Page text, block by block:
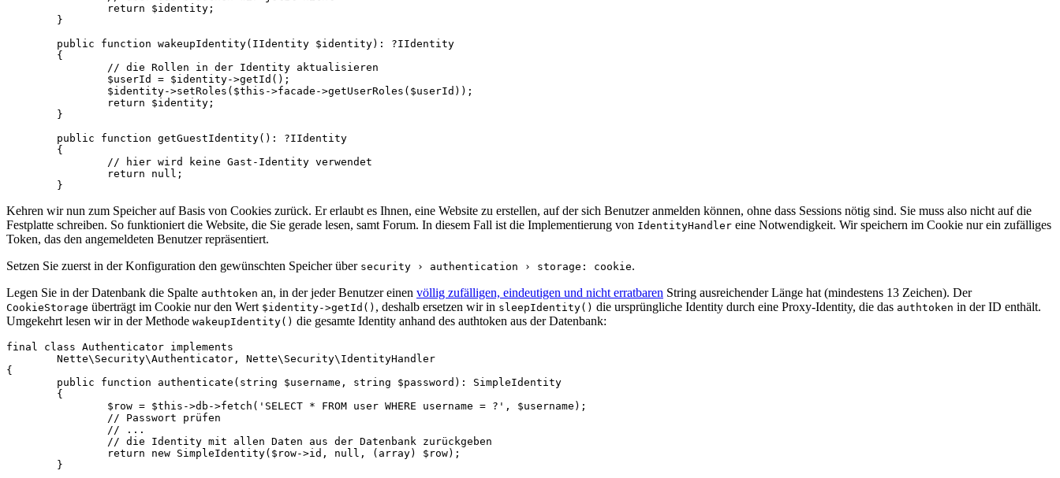
Kehren wir nun zum Speicher auf Basis von Cookies zurück. Er erlaubt es Ihnen, eine Website zu erstellen, auf der sich Benutzer anmelden können, ohne dass Sessions nötig sind. Sie muss also nicht auf die
Festplatte schreiben. So funktioniert die Website, die Sie gerade lesen, samt Forum. In diesem Fall ist die Implementierung von IdentityHandler eine Notwendigkeit. Wir speichern im Cookie nur ein zufälliges
Token, das den angemeldeten Benutzer repräsentiert.
Setzen Sie zuerst in der Konfiguration den gewünschten Speicher über security › authentication › storage: cookie.
Legen Sie in der Datenbank die Spalte authtoken an, in der jeder Benutzer einen völlig zufälligen, eindeutigen und nicht erratbaren String ausreichender Länge hat (mindestens 13 Zeichen). Der
CookieStorage überträgt im Cookie nur den Wert $identity->getId() , deshalb ersetzen wir in sleepIdentity() die ursprüngliche Identity durch eine Proxy-Identity, die das authtoken in der ID enthält.
Umgekehrt lesen wir in der Methode wakeupIdentity() die gesamte Identity anhand des authtoken aus der Datenbank:
final class Authenticator implements
{